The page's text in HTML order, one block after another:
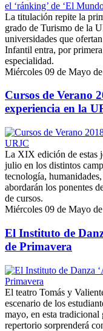
La titulación repite la
grado de Turismo de la
universidades que
Infantil entra, por
especialidad.
Miércoles 09 de Mayo
Cursos de Verano
experiencia en la
La XIX edición de estas
julio en los distintos
tecnología,
abordarán los ponentes
de cursos.
Miércoles 09 de Mayo
El Instituto de
de Primavera
El teatro Tomás y
escenario de los
mayo, en esta
repertorio sorprenderá